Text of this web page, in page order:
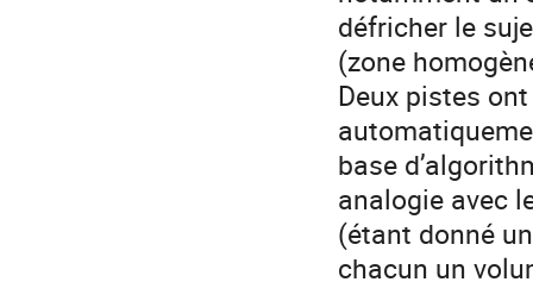
défricher le
(zone
Deux pistes
base
analogie avec
(étant donné
chacun un